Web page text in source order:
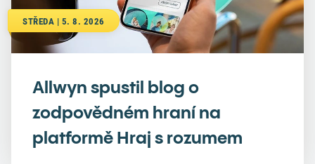
STŘEDA | 5. 8. 2026
Allwyn spustil blog o
zodpovědném hraní na
platformě Hraj s rozumem